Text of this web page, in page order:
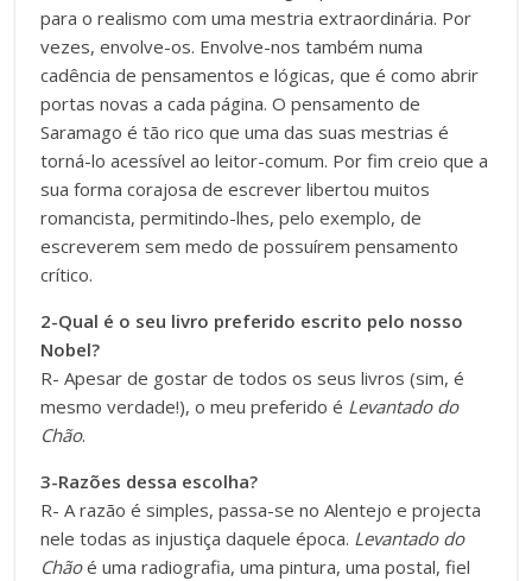
para o realismo com uma mestria extraordinária. Por
vezes, envolve-os. Envolve-nos também numa
cadência de pensamentos e lógicas, que é como abrir
portas novas a cada página. O pensamento de
Saramago é tão rico que uma das suas mestrias é
torná-lo acessível ao leitor-comum. Por fim creio que a
sua forma corajosa de escrever libertou muitos
romancista, permitindo-lhes, pelo exemplo, de
escreverem sem medo de possuírem pensamento
crítico.
2-Qual é o seu livro preferido escrito pelo nosso
Nobel?
R- Apesar de gostar de todos os seus livros (sim, é
mesmo verdade!), o meu preferido é Levantado do
Chão.
3-Razões dessa escolha?
R- A razão é simples, passa-se no Alentejo e projecta
nele todas as injustiça daquele época. Levantado do
Chãoé uma radiografia, uma pintura, uma postal, fiel